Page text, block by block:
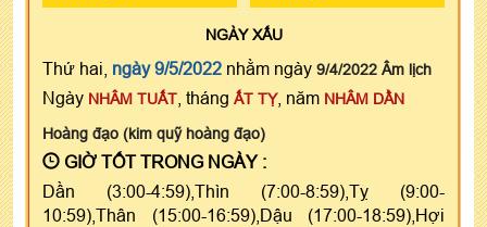
NGÀYXẤU
Thứ hai, ngày 9/5/2022 nhằm ngày 9/4/2022 Âm lịch
Ngày NHÂM TUẤT , tháng ẤT TỴ, năm NHÂM DẦN
Hoàng đạo (kim quỹ hoàng đạo)
GIỜ TỐT TRONG NGÀY :
Dần (3:00-4:59),Thìn (7:00-8:59),Tỵ (9:00-
10:59),Thân (15:00-16:59),Dậu (17:00-18:59),Hợi